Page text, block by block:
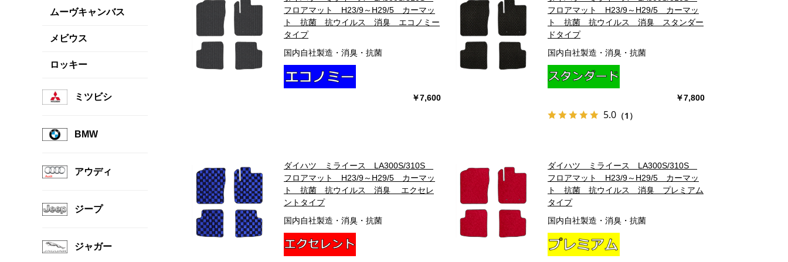
ムーヴキャンバス
メビウス
ロッキー
ミツビシ
BMW
アウディ
ジープ
ジャガー
フロアマット H23/9～H29/5 カーマッ
ト 抗菌 抗ウイルス 消臭 エコノミー
タイプ
国内自社製造・消臭・抗菌
￥7,600
フロアマット H23/9～H29/5 カーマッ
ト 抗菌 抗ウイルス 消臭 スタンダー
ドタイプ
国内自社製造・消臭・抗菌
￥7,800
5.0 （1）
ダイハツ ミライース LA300S/310S
フロアマット H23/9～H29/5 カーマッ
ト 抗菌 抗ウイルス 消臭 エクセレ
ントタイプ
国内自社製造・消臭・抗菌
ダイハツ ミライース LA300S/310S
フロアマット H23/9～H29/5 カーマッ
ト 抗菌 抗ウイルス 消臭 プレミアム
タイプ
国内自社製造・消臭・抗菌